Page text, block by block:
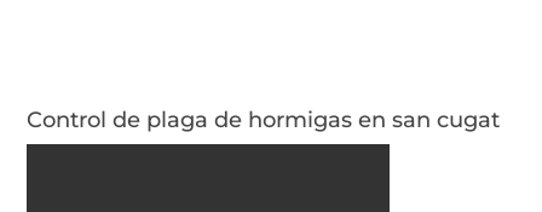
Control de plaga de hormigas en san cugat